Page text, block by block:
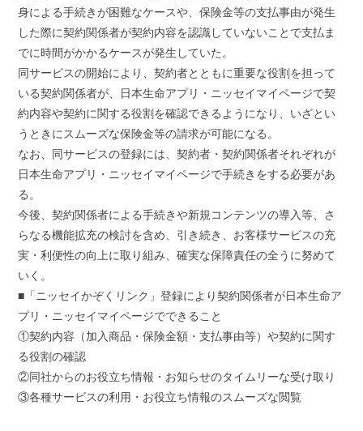
身による手続きが困難なケースや、保険金等の支払事由が発生
した際に契約関係者が契約内容を認識していないことで支払ま
でに時間がかかるケースが発生していた。
同サービスの開始により、契約者とともに重要な役割を担って
いる契約関係者が、日本生命アプリ・ニッセイマイページで契
約内容や契約に関する役割を確認できるようになり、いざとい
うときにスムーズな保険金等の請求が可能になる。
なお、同サービスの登録には、契約者・契約関係者それぞれが
日本生命アプリ・ニッセイマイページで手続きをする必要があ
る。
今後、契約関係者による手続きや新規コンテンツの導入等、さ
らなる機能拡充の検討を含め、引き続き、お客様サービスの充
実・利便性の向上に取り組み、確実な保障責任の全うに努めて
いく。
■「ニッセイかぞくリンク」登録により契約関係者が日本生命ア
プリ・ニッセイマイページでできること
①契約内容（加入商品・保険金額・支払事由等）や契約に関す
る役割の確認
②同社からのお役立ち情報・お知らせのタイムリーな受け取り
③各種サービスの利用・お役立ち情報のスムーズな閲覧